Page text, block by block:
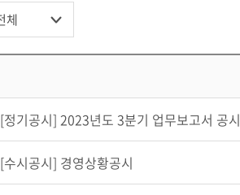
[정기공시] 2023년도 3분기 업무보고서 공시
[수시공시] 경영상황공시